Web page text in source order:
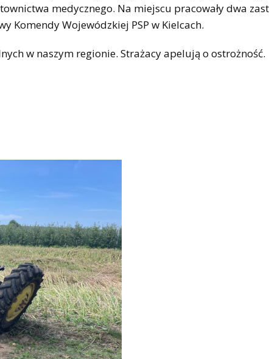
medycznego. Na miejscu pracowały dwa
Komendy Wojewódzkiej PSP w Kielcach.
w naszym regionie. Strażacy apelują o ostrożność.